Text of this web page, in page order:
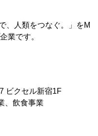
、人類をつなぐ。」をM
業です。
ビクセル新宿1F
、飲食事業